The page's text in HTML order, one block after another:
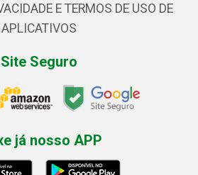
E TERMOS DE USO DE
APLICATIVOS
Site Seguro
já nosso APP